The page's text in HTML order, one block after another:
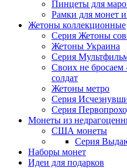
Пинцеты для
Рамки для монет
Жетоны коллекционные
Серия Жетоны
Жетоны Украина
Серия
Своих не бросаем
солдат
Жетоны метро
Серия
Серия
Монеты из
США монеты
Серия
Наборы монет
Идеи для подарков